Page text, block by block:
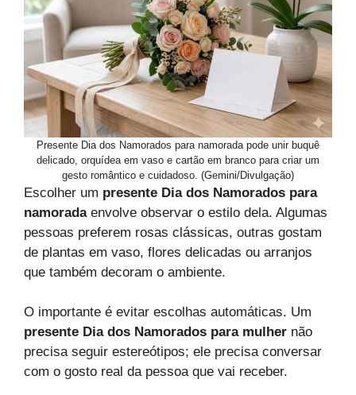
Presente Dia dos Namorados para namorada pode unir buquê
delicado, orquídea em vaso e cartão em branco para criar um
gesto romântico e cuidadoso. (Gemini/Divulgação)
Escolher um presente Dia dos Namorados para
namoradaenvolve observar o estilo dela. Algumas
pessoas preferem rosas clássicas, outras gostam
de plantas em vaso, flores delicadas ou arranjos
que também decoram o ambiente.
O importante é evitar escolhas automáticas. Um
presente Dia dos Namorados para mulher não
precisa seguir estereótipos; ele precisa conversar
com o gosto real da pessoa que vai receber.